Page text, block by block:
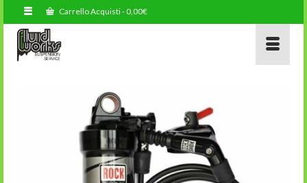
Carrello Acquisti-0,00€